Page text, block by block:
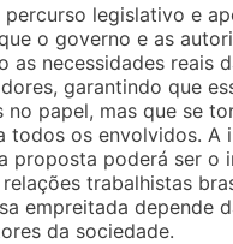
legislativo e
o governo e as
as necessidades reais
garantindo que
no papel, mas que se
todos os envolvidos. A
proposta poderá ser o
trabalhistas
empreitada depende
da sociedade.